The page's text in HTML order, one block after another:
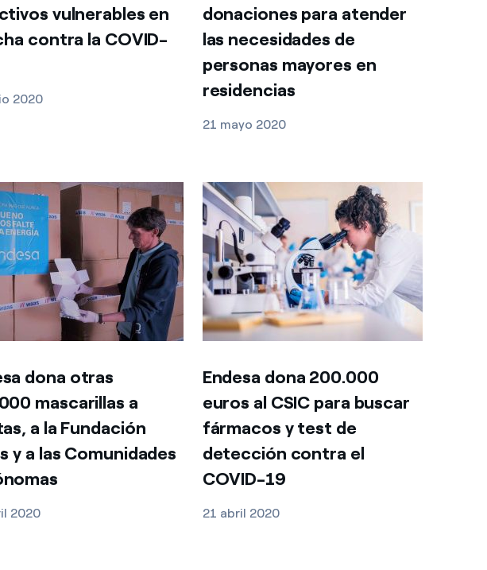
vulnerables en
contra la COVID-
2020
donaciones para atender
las necesidades de
personas mayores en
residencias
21 mayo 2020
dona otras
mascarillas a
a la Fundación
y a las Comunidades
2020
Endesa dona 200.000
euros al CSIC para buscar
fármacos y test de
detección contra el
COVID-19
21 abril 2020